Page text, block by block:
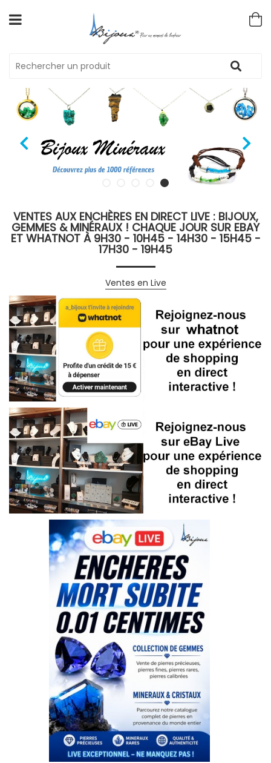
VENTES AUX ENCHÈRES EN DIRECT LIVE : BIJOUX,
GEMMES & MINÉRAUX ! CHAQUE JOUR SUR EBAY
ET WHATNOT À 9H30 - 10H45 - 14H30 - 15H45 -
17H30 - 19H45
Ventes en Live